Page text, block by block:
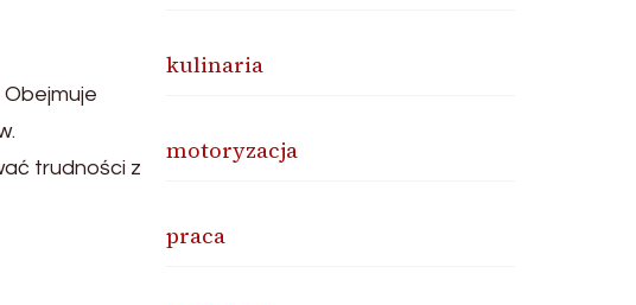
trudności z
kulinaria
motoryzacja
praca